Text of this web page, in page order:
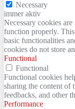
Necessary
immer aktiv
Necessary cookies
function properly.
basic functionalities
cookies do not store
Functional
Functional
Functional cookies
sharing the content of
feedbacks, and other
Performance